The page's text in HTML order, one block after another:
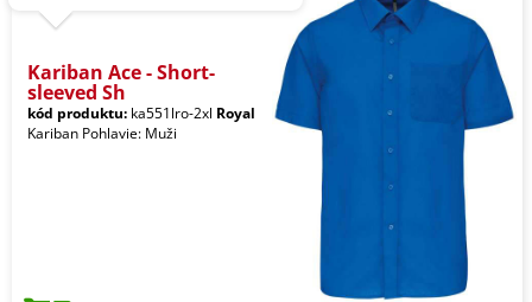
Kariban Ace - Short-
sleeved Sh
kód produktu: ka551lro-2xl Royal
Kariban Pohlavie: Muži